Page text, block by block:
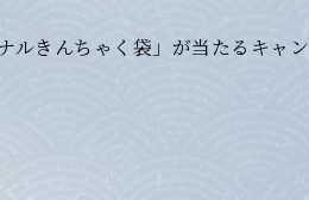
きんちゃく袋」が当たるキャン